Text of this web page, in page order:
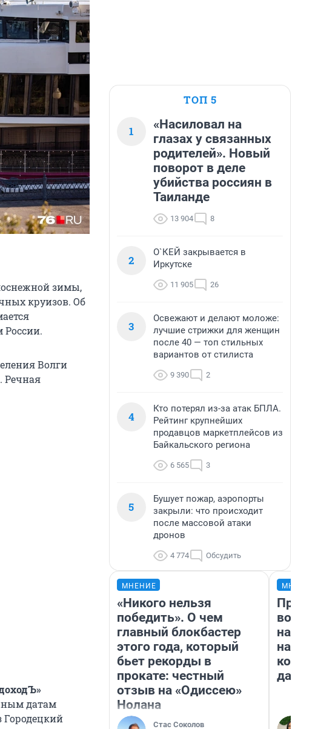
зимы,
круизов. Об
России.
Волги
Речная
датам
Городецкий
ТОП 5
1
«Насиловал на
глазах у связанных
родителей». Новый
поворот в деле
убийства россиян в
Таиланде
13 904 8
2
О`КЕЙ закрывается в
Иркутске
11 905 26
3
Освежают и делают моложе:
лучшие стрижки для женщин
после 40 — топ стильных
вариантов от стилиста
9 390 2
4
Кто потерял из-за атак БПЛА.
Рейтинг крупнейших
продавцов маркетплейсов из
Байкальского региона
6 565 3
5
Бушует пожар, аэропорты
закрыли: что происходит
после массовой атаки
дронов
4 774 Обсудить
МНЕНИЕ
«Никого нельзя
победить». О чем
главный блокбастер
этого года, который
бьет рекорды в
прокате: честный
отзыв на «Одиссею»
Нолана
Стас Соколов
нам
даже